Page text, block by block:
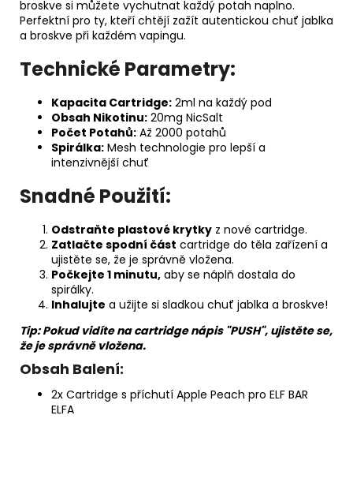
broskve si můžete vychutnat každý potah naplno.
Perfektní pro ty, kteří chtějí zažít autentickou chuť jablka
a broskve při každém vapingu.
Technické Parametry:
Kapacita Cartridge: 2ml na každý pod
Obsah Nikotinu: 20mg NicSalt
Počet Potahů: Až 2000 potahů
Spirálka: Mesh technologie pro lepší a
intenzivnější chuť
Snadné Použití:
Odstraňte plastové krytky z nové cartridge.
Zatlačte spodní část cartridge do těla zařízení a
ujistěte se, že je správně vložena.
Počkejte 1 minutu, aby se náplň dostala do
spirálky.
Inhalujte a užijte si sladkou chuť jablka a broskve!
Tip: Pokud vidíte na cartridge nápis "PUSH", ujistěte se,
že je správně vložena.
Obsah Balení:
2x Cartridge s příchutí Apple Peach pro ELF BAR
ELFA